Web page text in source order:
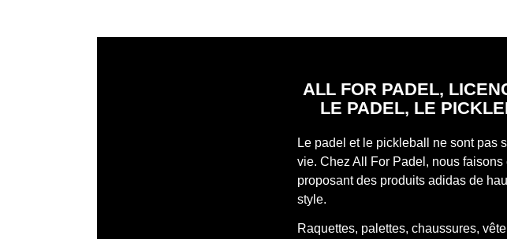
ALL FOR PADEL,
LE PADEL, LE
Le padel et le pickleball ne sont pas
vie. Chez All For Padel, nous
proposant des produits adidas de
style.
Raquettes, palettes, chaussures,